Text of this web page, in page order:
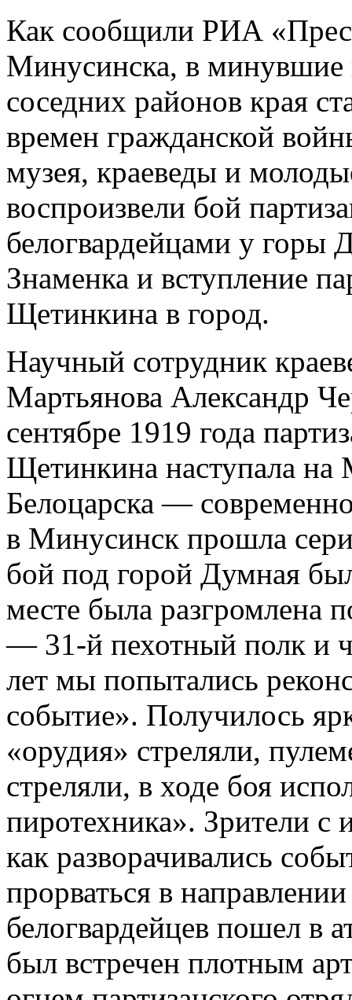
Как сообщили РИА
Минусинска, в минувшие
соседних районов края
времен гражданской
музея, краеведы и
воспроизвели бой
белогвардейцами у горы
Знаменка и вступление
Щетинкина в город.
Научный сотрудник
Мартьянова Александр
сентябре 1919 года
Щетинкина наступала
Белоцарска —
в Минусинск прошла
бой под горой Думная
месте была разгромлена
— 31-й пехотный полк и
лет мы попытались
событие». Получилось
«орудия» стреляли,
стреляли, в ходе боя
пиротехника». Зрители с
как разворачивались
прорваться в
белогвардейцев пошел в
был встречен плотным